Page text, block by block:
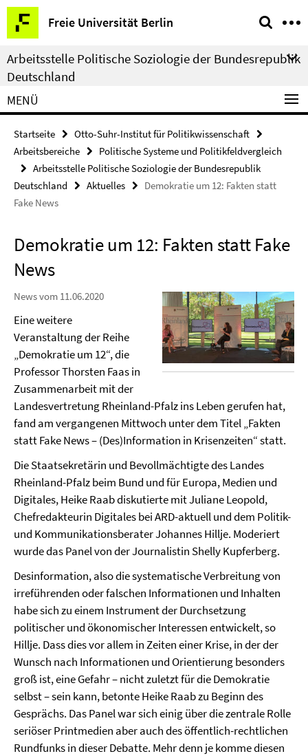
Springe
direkt
zu
Inhalt
Freie Universität Berlin
Service-
Navigation
Arbeitsstelle Politische Soziologie der Bundesrepublik
Deutschland
MENÜ
Startseite
Otto-Suhr-Institut für Politikwissenschaft
Arbeitsbereiche
Politische Systeme und Politikfeldvergleich
Arbeitsstelle Politische Soziologie der Bundesrepublik
Deutschland
Aktuelles
Demokratie um 12: Fakten statt
Fake News
Demokratie um 12: Fakten statt Fake
News
News vom 11.06.2020
Eine weitere
Veranstaltung der Reihe
„Demokratie um 12“, die
Professor Thorsten Faas in
Zusammenarbeit mit der
Landesvertretung Rheinland-Pfalz ins Leben gerufen hat,
fand am vergangenen Mittwoch unter dem Titel „Fakten
statt Fake News – (Des)Information in Krisenzeiten“ statt.
Die Staatsekretärin und Bevollmächtigte des Landes
Rheinland-Pfalz beim Bund und für Europa, Medien und
Digitales, Heike Raab diskutierte mit Juliane Leopold,
Chefredakteurin Digitales bei ARD-aktuell und dem Politik-
und Kommunikationsberater Johannes Hillje. Moderiert
wurde das Panel von der Journalistin Shelly Kupferberg.
Desinformation, also die systematische Verbreitung von
irreführenden oder falschen Informationen und Inhalten
habe sich zu einem Instrument der Durchsetzung
politischer und ökonomischer Interessen entwickelt, so
Hillje. Dass dies vor allem in Zeiten einer Krise, in der der
Wunsch nach Informationen und Orientierung besonders
groß ist, eine Gefahr – nicht zuletzt für die Demokratie
selbst – sein kann, betonte Heike Raab zu Beginn des
Gesprächs. Das Panel war sich einig über die zentrale Rolle
seriöser Printmedien aber auch des öffentlich-rechtlichen
Rundfunks in dieser Debatte. Mehr denn je komme diesen